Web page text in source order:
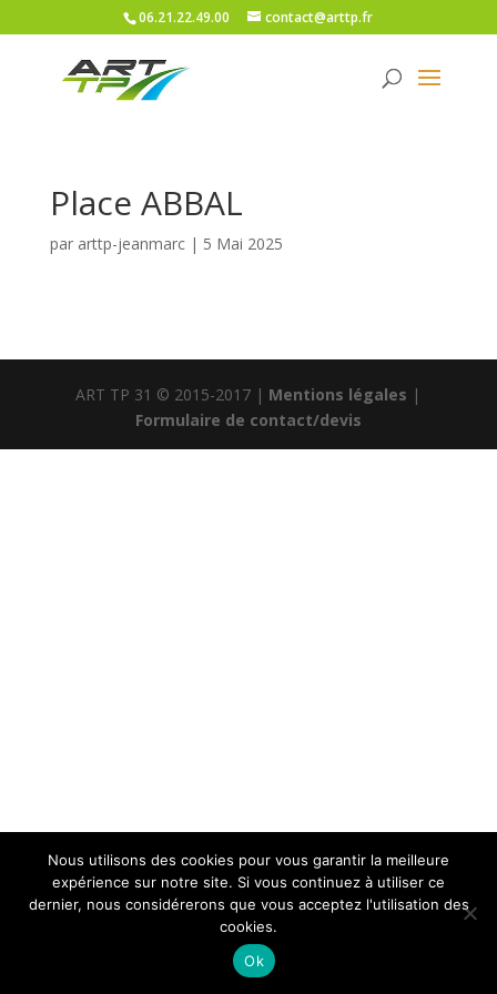
06.21.22.49.00 contact@arttp.fr
Place ABBAL
par arttp-jeanmarc| 5 Mai 2025
ART TP 31 © 2015-2017 | Mentions légales |
Formulaire de contact/devis
Nous utilisons des cookies pour vous garantir la meilleure
expérience sur notre site. Si vous continuez à utiliser ce
dernier, nous considérerons que vous acceptez l'utilisation des
cookies.
Ok